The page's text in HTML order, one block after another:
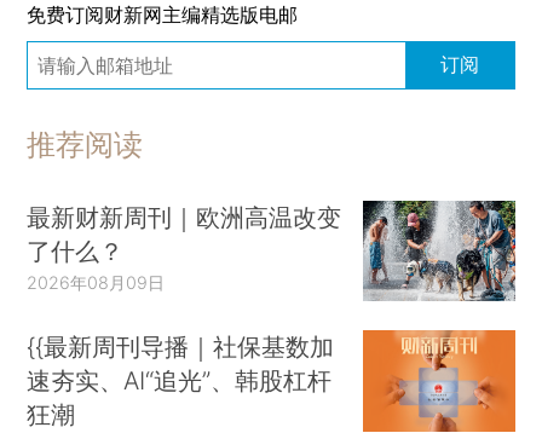
免费订阅财新网主编精选版电邮
订阅
推荐阅读
最新财新周刊｜欧洲高温改变
了什么？
2026年08月09日
{{最新周刊导播｜社保基数加
速夯实、AI“追光”、韩股杠杆
狂潮